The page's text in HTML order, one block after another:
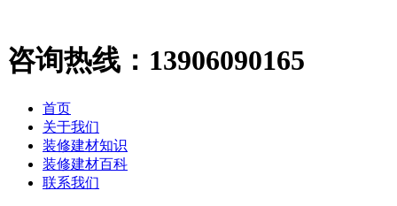
咨询热线： 13906090165
首页
关于我们
装修建材知识
装修建材百科
联系我们